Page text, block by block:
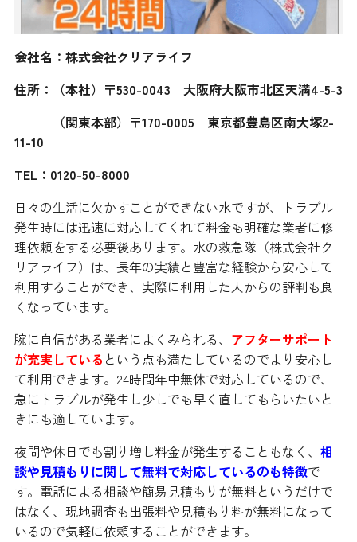
会社名：株式会社クリアライフ
住所：（本社）〒530-0043 大阪府大阪市北区天満4-5-3
（関東本部）〒170-0005 東京都豊島区南大塚2-
11-10
TEL：0120-50-8000
日々の生活に欠かすことができない水ですが、トラブル
発生時には迅速に対応してくれて料金も明確な業者に修
理依頼をする必要後あります。水の救急隊（株式会社ク
リアライフ）は、長年の実績と豊富な経験から安心して
利用することができ、実際に利用した人からの評判も良
くなっています。
腕に自信がある業者によくみられる、 アフターサポート
が充実している という点も満たしているのでより安心し
て利用できます。24時間年中無休で対応しているので、
急にトラブルが発生し少しでも早く直してもらいたいと
きにも適しています。
夜間や休日でも割り増し料金が発生することもなく、 相
談や見積もりに関して無料で対応しているのも特徴で
す。電話による相談や簡易見積もりが無料というだけで
はなく、現地調査も出張料や見積もり料が無料になって
いるので気軽に依頼することができます。